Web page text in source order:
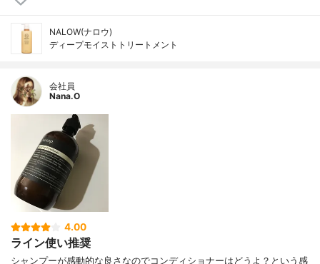
NALOW(ナロウ)
ディープモイストトリートメント
会社員
Nana.O
4.00
ライン使い推奨
シャンプーが感動的な良さなのでコンディショナーはどうよ？という感